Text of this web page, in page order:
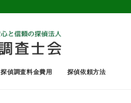
探偵調査料金費用 探偵依頼方法